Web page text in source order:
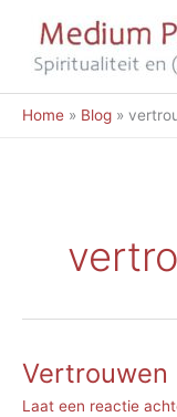
Home Blog
Vertrouwen
Laat een reactie